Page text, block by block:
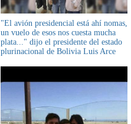
"El avión presidencial está ahí nomas,
un vuelo de esos nos cuesta mucha
plata..." dijo el presidente del estado
plurinacional de Bolivia Luis Arce